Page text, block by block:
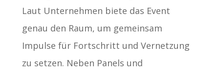
Laut Unternehmen biete das Event
genau den Raum, um gemeinsam
Impulse für Fortschritt und Vernetzung
zu setzen. Neben Panels und